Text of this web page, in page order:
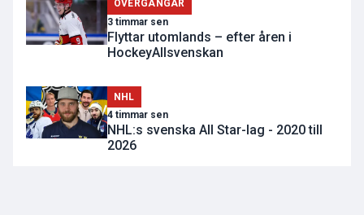
ÖVERGÅNGAR
3 timmar sen
Flyttar utomlands – efter åren i
HockeyAllsvenskan
NHL
4 timmar sen
NHL:s svenska All Star-lag - 2020 till
2026